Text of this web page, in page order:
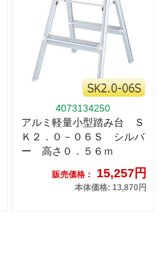
4073134250
アルミ軽量小型踏み台 Ｓ
Ｋ２．０－０６Ｓ シルバ
ー 高さ０．５６ｍ
販売価格： 15,257円
本体価格: 13,870円